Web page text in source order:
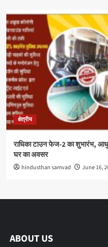
क्षेत्रीय
राधिका टाउन फेज-2 का शुभारंभ,
घर का अवसर
hindusthan samvad June 16,
ABOUT US